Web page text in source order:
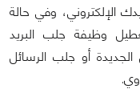
الإلكتروني، وفي حالة
وظيفة جلب البريد
الجديدة أو جلب الرسائل